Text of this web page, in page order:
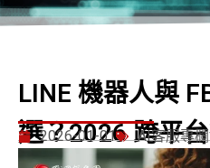
LINE 機器人與
選？2026 跨平
2026-01-01 AI客服專欄